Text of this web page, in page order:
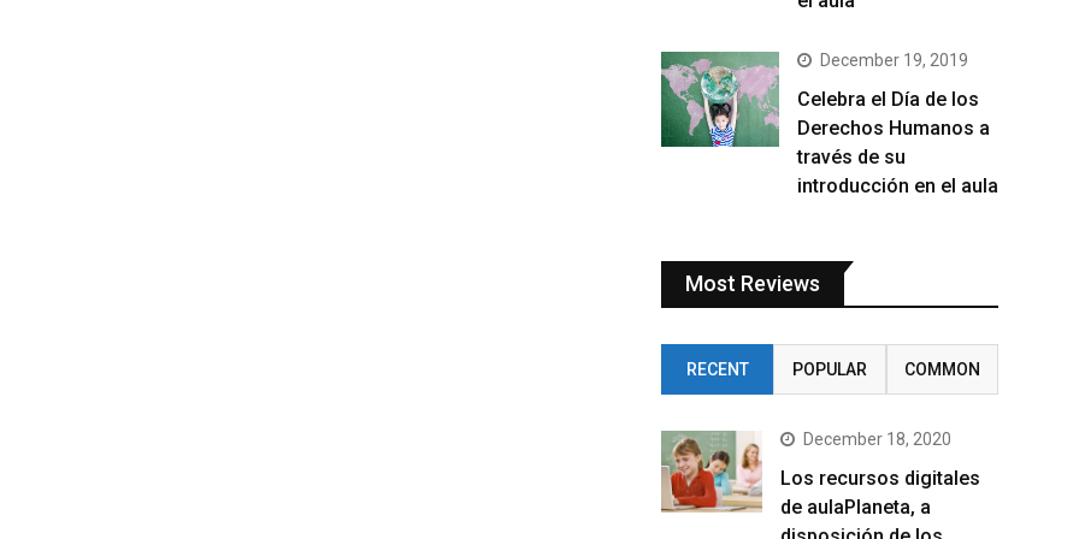
December 19, 2019
Celebra el Día de los
Derechos Humanos a
través de su
introducción en el aula
Most Reviews
RECENT POPULAR COMMON
December 18, 2020
Los recursos digitales
de aulaPlaneta, a